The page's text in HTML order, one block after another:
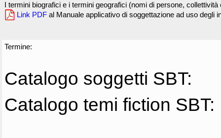
I termini biografici e i termini geografici (nomi di persone,
Link PDF al Manuale applicativo di soggettazione ad uso degli
Termine:
Catalogo soggetti SBT:
Catalogo temi fiction SBT: